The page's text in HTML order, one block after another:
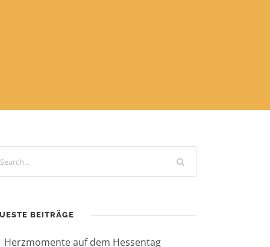
BEITRÄGE
Herzmomente auf dem Hessentag